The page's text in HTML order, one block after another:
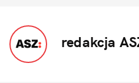
redakcja